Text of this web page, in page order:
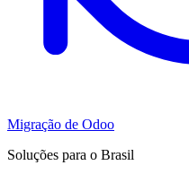
Migração de Odoo
Soluções para o Brasil